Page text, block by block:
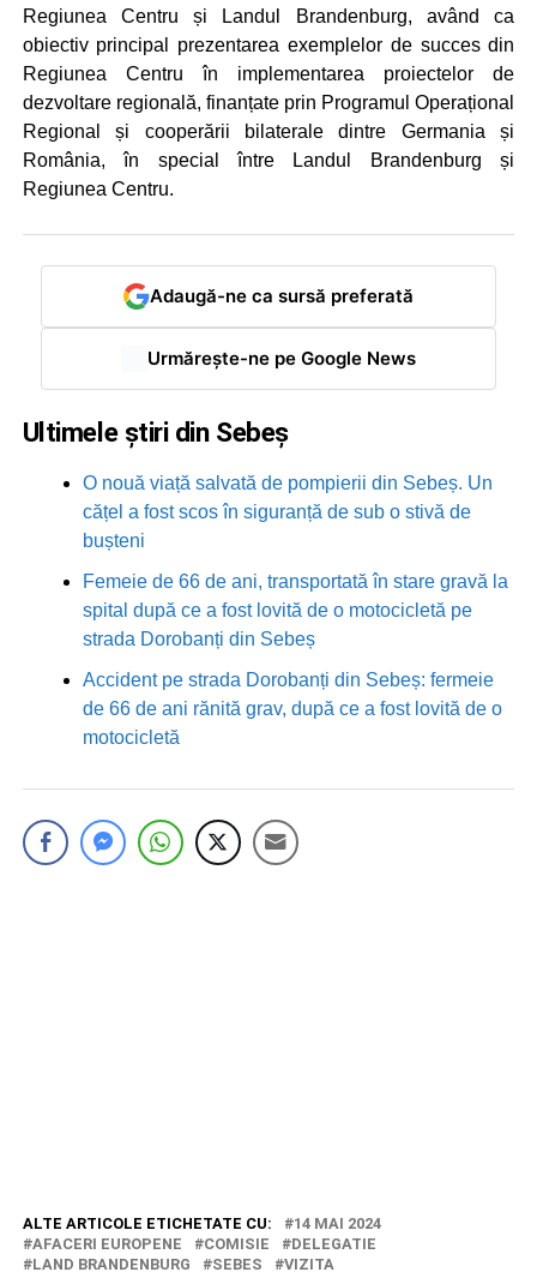
Regiunea Centru și Landul Brandenburg, având ca
obiectiv principal prezentarea exemplelor de succes din
Regiunea Centru în implementarea proiectelor de
dezvoltare regională, finanțate prin Programul Operațional
Regional și cooperării bilaterale dintre Germania și
România, în special între Landul Brandenburg și
Regiunea Centru.
Adaugă-ne ca sursă preferată
Urmărește-ne pe Google News
Ultimele știri din Sebeș
O nouă viață salvată de pompierii din Sebeș. Un
cățel a fost scos în siguranță de sub o stivă de
bușteni
Femeie de 66 de ani, transportată în stare gravă la
spital după ce a fost lovită de o motocicletă pe
strada Dorobanți din Sebeș
Accident pe strada Dorobanți din Sebeș: fermeie
de 66 de ani rănită grav, după ce a fost lovită de o
motocicletă
ALTE ARTICOLE ETICHETATE CU:
14 MAI 2024
AFACERI EUROPENE
COMISIE
DELEGATIE
LAND BRANDENBURG
SEBES VIZITA